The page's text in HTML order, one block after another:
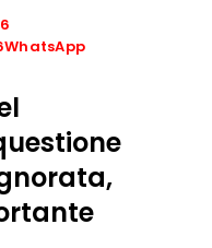
WhatsApp